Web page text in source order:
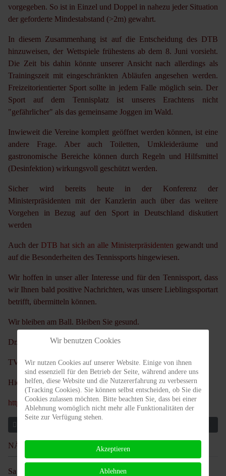
vorgegeben. So ist in Einzel und Doppel in nahezu jeder Situation
der geforderte Mindestabstand (>2m) gewahrt.
In diesem Zusammenhang ist auf die Entscheidung des DTB
hinzuweisen, der Wettspiele frühestens ab dem 8. Juni vorsieht.
Die Zeit bis dahin könnte unserer Ansicht nach allerdings als
Trainingszeit mit eingeschränkten Abläufen angesehen werden.
Freizeitorientierter Sport sollte in jedem Falle möglich sein. Der
Sport auf dem Tennisplatz ist unseres Erachtens nicht
"gefährlicher" als das gemeinsame Joggen im Wald.
Inwieweit die Vereine komplett geöffnet werden können, ist eine
andere Frage. Aber auch Toiletten, Umkleideräume und
gastronomische Bereiche können durch Regeln und Hilfsmittel
(Desinfektion) wirkungsvoll geschützt werden.
Sicher wird bereits heute in der Konferenz der
Ministerpräsidenten mit der Kanzlerin auch über das weitere
Vorgehen in Bezug auf den Sport in Deutschland diskutiert
werden
Auch der DTB hat sich an alle Ministerpräsidenten gewandt und
auf die Besonderheiten des Tennissports hingewiesen.
Wir hoffen in unser aller Interesse und für den Tennissport, dass
wir Ihnen bald positive Nachrichten, was unsere Lieblingssportart
betrifft, übermitteln können.
Wir bleiben am Ball. Bleiben Sie gesund.
Dr. Klaus-Peter Walter & Felix Rewicki
TVBB Präsident TVBB Geschäftsführer
Hier der link zum Artikel des TVBB
https://www.tvbb.de/verband/news/2075-corona-und-tennis
Vorheriger Beitrag: Aktuelle Einschränkungen durch Corona
NÄCHSTE TERMINE
Sa 05 Sep. @ 09:00
Wir benutzen Cookies
Wir nutzen Cookies auf unserer Website. Einige von ihnen
sind essenziell für den Betrieb der Seite, während andere uns
helfen, diese Website und die Nutzererfahrung zu verbessern
(Tracking Cookies). Sie können selbst entscheiden, ob Sie die
Cookies zulassen möchten. Bitte beachten Sie, dass bei einer
Ablehnung womöglich nicht mehr alle Funktionalitäten der
Seite zur Verfügung stehen.
Akzeptieren
Ablehnen